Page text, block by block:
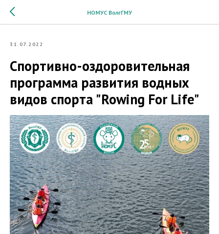
НОМУС ВолгГМУ
31.07.2022
Спортивно-оздоровительная
программа развития водных
видов спорта "Rowing For Life"